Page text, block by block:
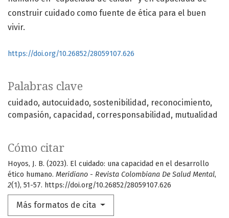
Palabras clave
cuidado autocuidado sostenibilidad
reconocimiento
compasión capacidad corresponsabilidad mutualidad
Cómo citar
Hoyos, J. B. (2023). El cuidado: una capacidad en el desarrollo
ético humano. Meridiano - Revista Colombiana De Salud Mental,
2(1), 51-57. https://doi.org/10.26852/28059107.626
Más formatos de cita
construir cuidado como fuente de ética para el buen
vivir.
https://doi.org/10.26852/28059107.626